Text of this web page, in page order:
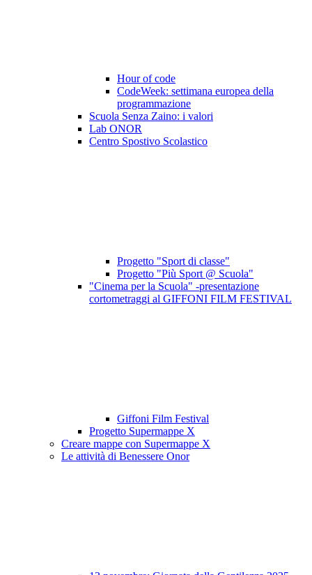
Hour of code
CodeWeek: settimana europea della
programmazione
Scuola Senza Zaino: i valori
Lab ONOR
Centro Spostivo Scolastico
Progetto "Sport di classe"
Progetto "Più Sport @ Scuola"
"Cinema per la Scuola" -presentazione
cortometraggi al GIFFONI FILM FESTIVAL
Giffoni Film Festival
Progetto Supermappe X
Creare mappe con Supermappe X
Le attività di Benessere Onor